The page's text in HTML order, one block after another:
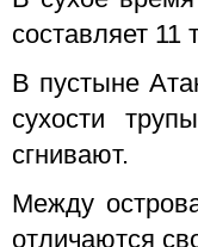
составляет
В пустыне
сухости
сгнивают.
Между
отличаются